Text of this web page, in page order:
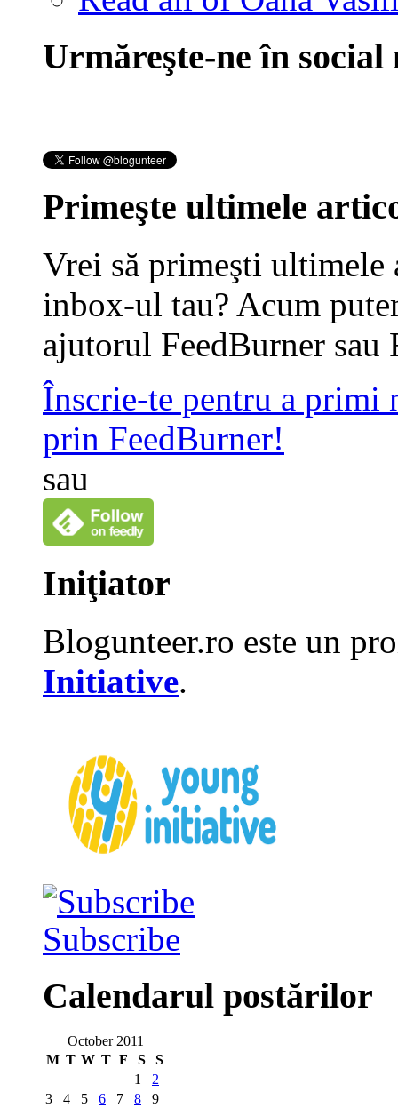
Urmăreşte-ne în social
Primeşte ultimele
Vrei să primeşti
inbox-ul tau? Acum
ajutorul FeedBurner sau
Înscrie-te pentru a primi
prin FeedBurner!
sau
Iniţiator
Blogunteer.ro este un
Initiative.
Subscribe
Calendarul postărilor
October 2011
M T W T F S
S
1
2
3
4 5 6 7 8
9